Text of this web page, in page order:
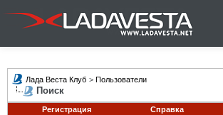
Лада Веста Клуб > Пользователи
Поиск
Регистрация Справка